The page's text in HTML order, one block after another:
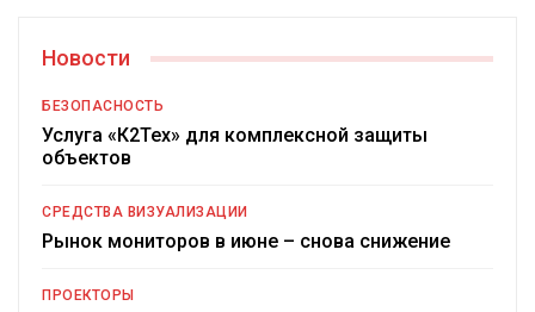
Новости
БЕЗОПАСНОСТЬ
Услуга «К2Тех» для комплексной защиты
объектов
СРЕДСТВА ВИЗУАЛИЗАЦИИ
Рынок мониторов в июне – снова снижение
ПРОЕКТОРЫ